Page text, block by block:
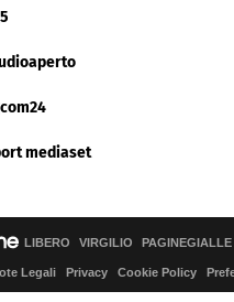
mediaset
LIBERO VIRGILIO PAGINEGIALLE
Legali Privacy Cookie Policy